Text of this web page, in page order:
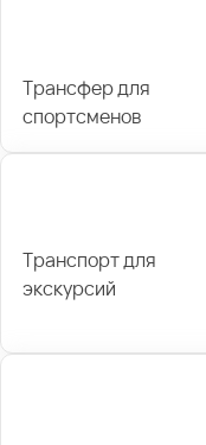
Трансфер для
спортсменов
Транспорт для
экскурсий